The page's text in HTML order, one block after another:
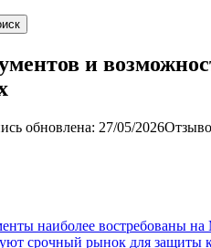
и
обновлена: 27/05/2026
наиболее востребованы
срочный рынок для защиты